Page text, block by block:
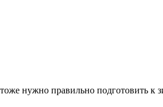
нужно правильно подготовить к